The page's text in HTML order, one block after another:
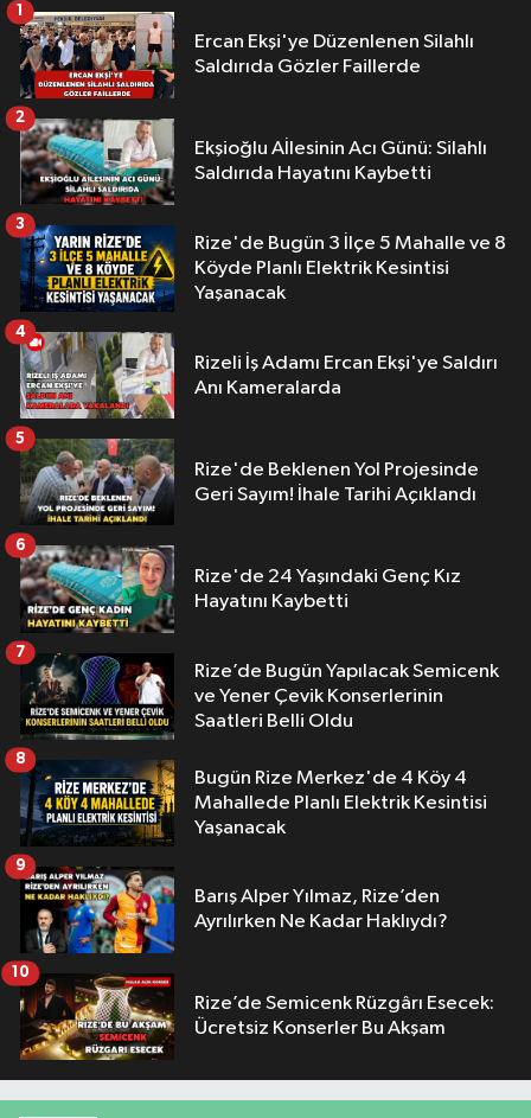
Ercan Ekşi'ye Düzenlenen Silahlı
Saldırıda Gözler Faillerde
1
Ekşioğlu Aİlesinin Acı Günü: Silahlı
Saldırıda Hayatını Kaybetti
2
Rize'de Bugün 3 İlçe 5 Mahalle ve 8
Köyde Planlı Elektrik Kesintisi
Yaşanacak
3
Rizeli İş Adamı Ercan Ekşi'ye Saldırı
Anı Kameralarda
4
Rize'de Beklenen Yol Projesinde
Geri Sayım! İhale Tarihi Açıklandı
5
Rize'de 24 Yaşındaki Genç Kız
Hayatını Kaybetti
6
Rize’de Bugün Yapılacak Semicenk
ve Yener Çevik Konserlerinin
Saatleri Belli Oldu
7
Bugün Rize Merkez'de 4 Köy 4
Mahallede Planlı Elektrik Kesintisi
Yaşanacak
8
Barış Alper Yılmaz, Rize’den
Ayrılırken Ne Kadar Haklıydı?
9
Rize’de Semicenk Rüzgârı Esecek:
Ücretsiz Konserler Bu Akşam
10